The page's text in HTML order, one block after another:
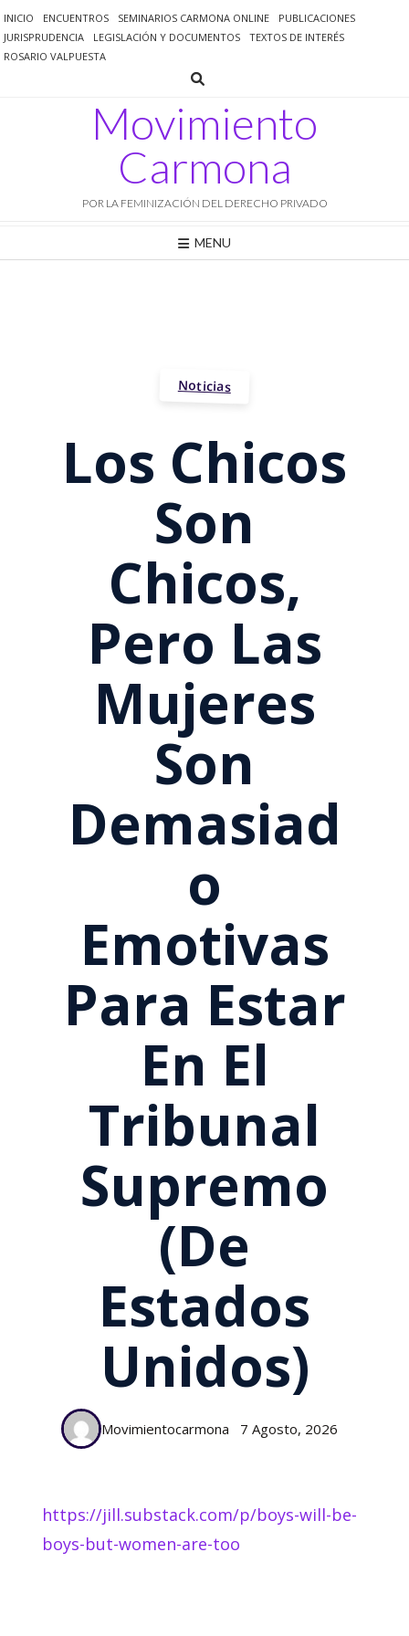
al
contenido
INICIO ENCUENTROS SEMINARIOS CARMONA ONLINE
PUBLICACIONES
JURISPRUDENCIA
LEGISLACIÓN Y DOCUMENTOS
TEXTOS DE INTERÉS
ROSARIO VALPUESTA
Movimiento
Carmona
POR LA FEMINIZACIÓN DEL DERECHO PRIVADO
MENU
Noticias
Los Chicos
Son
Chicos,
Pero Las
Mujeres
Son
Demasiad
O
Emotivas
Para Estar
En El
Tribunal
Supremo
(de
Estados
Unidos)
Movimientocarmona 7 Agosto, 2026
https://jill.substack.com/p/boys-will-be-
boys-but-women-are-too